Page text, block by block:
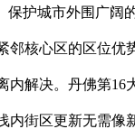
护城市外围广阔
核心区的区位优
解决。丹佛第16
内街区更新无需